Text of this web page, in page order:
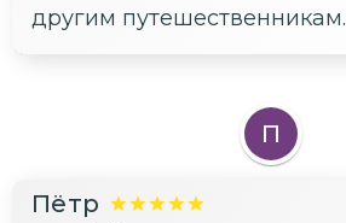
другим путешественникам.
П
Пётр